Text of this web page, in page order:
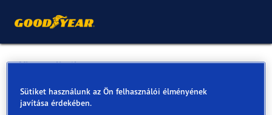
Vissza a listához
STRAUSZ KFT
Sütiket használunk az Ön felhasználói élményének
javítása érdekében.